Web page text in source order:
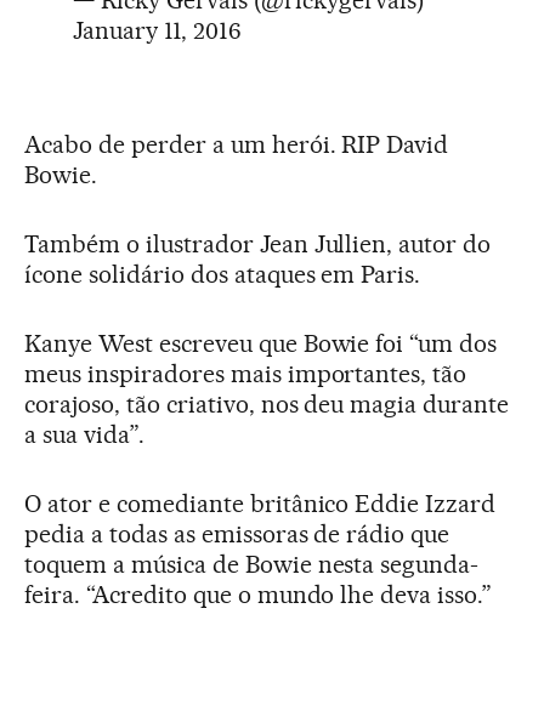
January 11, 2016
Acabo de perder a um herói. RIP David
Bowie.
Também o ilustrador Jean Jullien, autor do
ícone solidário dos ataques em Paris.
Kanye West escreveu que Bowie foi “um dos
meus inspiradores mais importantes, tão
corajoso, tão criativo, nos deu magia durante
a sua vida”.
O ator e comediante britânico Eddie Izzard
pedia a todas as emissoras de rádio que
toquem a música de Bowie nesta segunda-
feira. “Acredito que o mundo lhe deva isso.”